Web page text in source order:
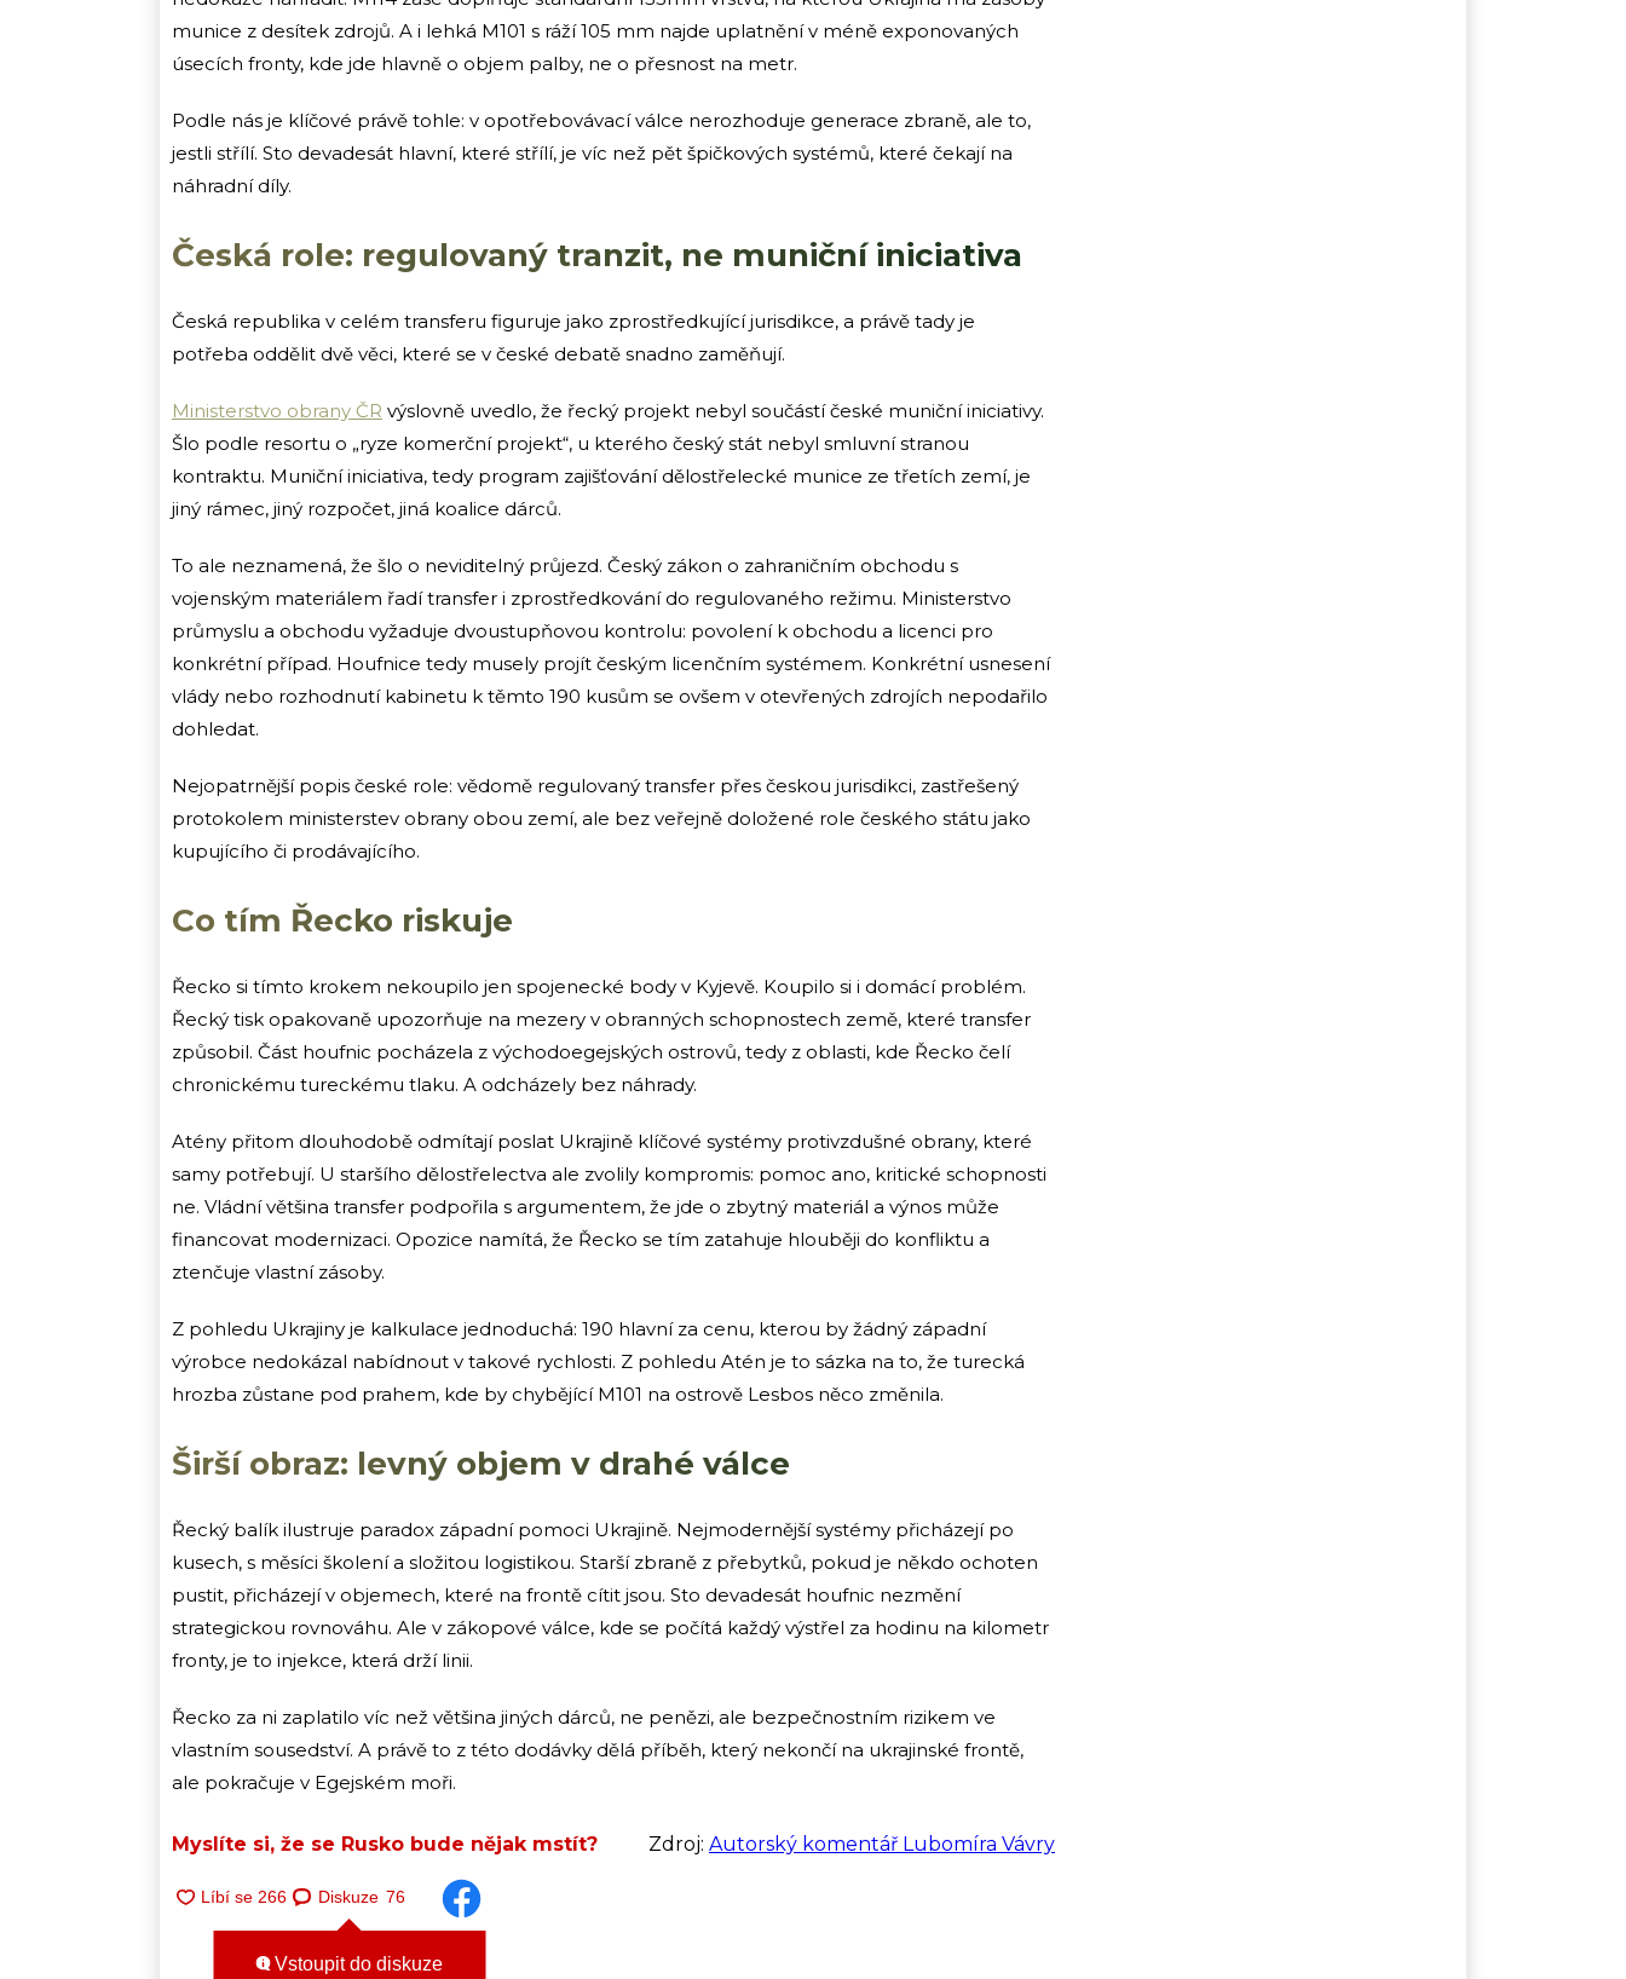
munice z desítek zdrojů. A i lehká M101 s ráží 105 mm najde uplatnění v méně exponovaných
úsecích fronty, kde jde hlavně o objem palby, ne o přesnost na metr.
Podle nás je klíčové právě tohle: v opotřebovávací válce nerozhoduje generace zbraně, ale to,
jestli střílí. Sto devadesát hlavní, které střílí, je víc než pět špičkových systémů, které čekají na
náhradní díly.
Česká role: regulovaný tranzit, ne muniční iniciativa
Česká republika v celém transferu figuruje jako zprostředkující jurisdikce, a právě tady je
potřeba oddělit dvě věci, které se v české debatě snadno zaměňují.
Ministerstvo obrany ČR výslovně uvedlo, že řecký projekt nebyl součástí české muniční iniciativy.
Šlo podle resortu o „ryze komerční projekt“, u kterého český stát nebyl smluvní stranou
kontraktu. Muniční iniciativa, tedy program zajišťování dělostřelecké munice ze třetích zemí, je
jiný rámec, jiný rozpočet, jiná koalice dárců.
To ale neznamená, že šlo o neviditelný průjezd. Český zákon o zahraničním obchodu s
vojenským materiálem řadí transfer i zprostředkování do regulovaného režimu. Ministerstvo
průmyslu a obchodu vyžaduje dvoustupňovou kontrolu: povolení k obchodu a licenci pro
konkrétní případ. Houfnice tedy musely projít českým licenčním systémem. Konkrétní usnesení
vlády nebo rozhodnutí kabinetu k těmto 190 kusům se ovšem v otevřených zdrojích nepodařilo
dohledat.
Nejopatrnější popis české role: vědomě regulovaný transfer přes českou jurisdikci, zastřešený
protokolem ministerstev obrany obou zemí, ale bez veřejně doložené role českého státu jako
kupujícího či prodávajícího.
Co tím Řecko riskuje
Řecko si tímto krokem nekoupilo jen spojenecké body v Kyjevě. Koupilo si i domácí problém.
Řecký tisk opakovaně upozorňuje na mezery v obranných schopnostech země, které transfer
způsobil. Část houfnic pocházela z východoegejských ostrovů, tedy z oblasti, kde Řecko čelí
chronickému tureckému tlaku. A odcházely bez náhrady.
Atény přitom dlouhodobě odmítají poslat Ukrajině klíčové systémy protivzdušné obrany, které
samy potřebují. U staršího dělostřelectva ale zvolily kompromis: pomoc ano, kritické schopnosti
ne. Vládní většina transfer podpořila s argumentem, že jde o zbytný materiál a výnos může
financovat modernizaci. Opozice namítá, že Řecko se tím zatahuje hlouběji do konfliktu a
ztenčuje vlastní zásoby.
Z pohledu Ukrajiny je kalkulace jednoduchá: 190 hlavní za cenu, kterou by žádný západní
výrobce nedokázal nabídnout v takové rychlosti. Z pohledu Atén je to sázka na to, že turecká
hrozba zůstane pod prahem, kde by chybějící M101 na ostrově Lesbos něco změnila.
Širší obraz: levný objem v drahé válce
Řecký balík ilustruje paradox západní pomoci Ukrajině. Nejmodernější systémy přicházejí po
kusech, s měsíci školení a složitou logistikou. Starší zbraně z přebytků, pokud je někdo ochoten
pustit, přicházejí v objemech, které na frontě cítit jsou. Sto devadesát houfnic nezmění
strategickou rovnováhu. Ale v zákopové válce, kde se počítá každý výstřel za hodinu na kilometr
fronty, je to injekce, která drží linii.
Řecko za ni zaplatilo víc než většina jiných dárců, ne penězi, ale bezpečnostním rizikem ve
vlastním sousedství. A právě to z této dodávky dělá příběh, který nekončí na ukrajinské frontě,
ale pokračuje v Egejském moři.
Myslíte si, že se Rusko bude nějak mstít? Zdroj: Autorský komentář Lubomíra Vávry
Diskuze 76
Vstoupit do diskuze